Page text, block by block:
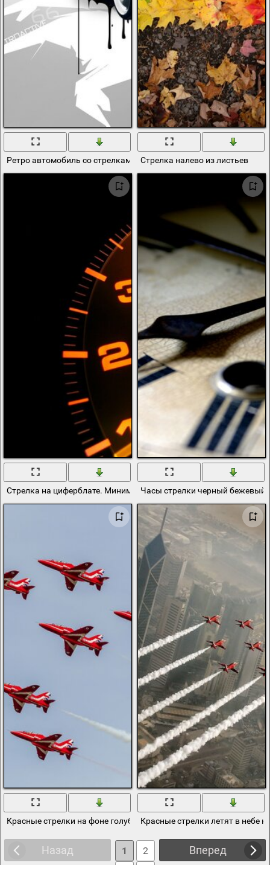
Ретро автомобиль со стрелками едет по вектору
Стрелка налево из листьев
Стрелка на циферблате. Минималистичный рисунок
Часы стрелки черный бежевый
Красные стрелки на фоне голубого небаКрасные стрелки летят в небе
Назад Вперед
1
2